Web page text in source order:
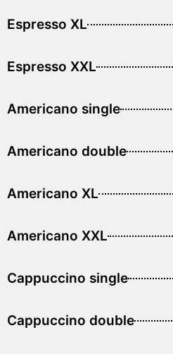
Espresso XL
Espresso XXL
Americano single
Americano double
Americano XL
Americano XXL
Cappuccino single
Cappuccino double